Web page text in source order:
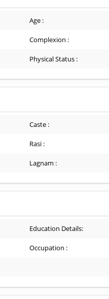
Age :
Complexion :
Physical Status :
Caste :
Rasi :
Lagnam :
Education Details:
Occupation :